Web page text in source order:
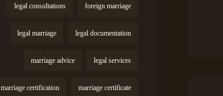
foreign marriage
legal consultations
legal documentation
legal marriage
legal services
marriage advice
marriage certificate
marriage certification